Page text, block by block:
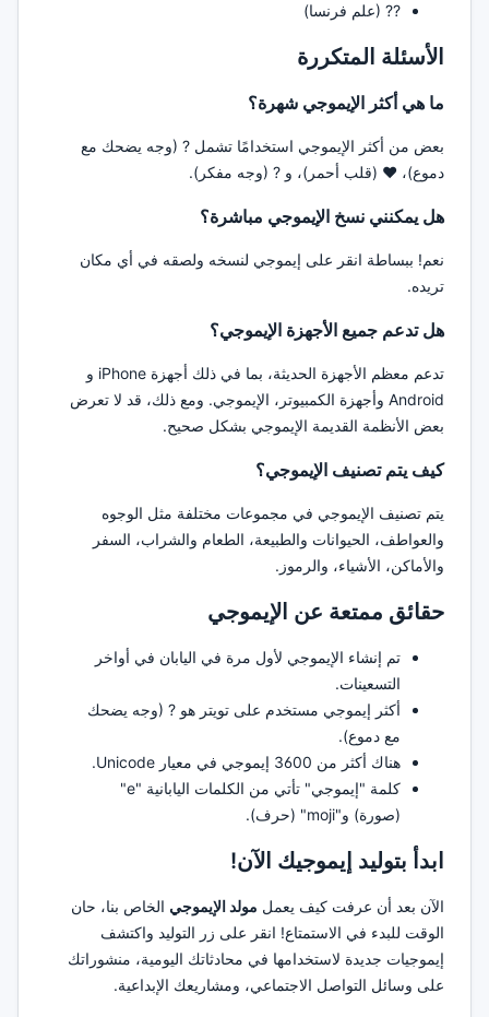
?? (علم فرنسا)
الأسئلة المتكررة
ما هي أكثر الإيموجي شهرة؟
بعض من أكثر الإيموجي استخدامًا تشمل ? (وجه يضحك مع
دموع)، ❤️ (قلب أحمر)، و ? (وجه مفكر).
هل يمكنني نسخ الإيموجي مباشرة؟
نعم! ببساطة انقر على إيموجي لنسخه ولصقه في أي مكان
تريده.
هل تدعم جميع الأجهزة الإيموجي؟
تدعم معظم الأجهزة الحديثة، بما في ذلك أجهزة iPhone و
Android وأجهزة الكمبيوتر، الإيموجي. ومع ذلك، قد لا تعرض
بعض الأنظمة القديمة الإيموجي بشكل صحيح.
كيف يتم تصنيف الإيموجي؟
يتم تصنيف الإيموجي في مجموعات مختلفة مثل الوجوه
والعواطف، الحيوانات والطبيعة، الطعام والشراب، السفر
والأماكن، الأشياء، والرموز.
حقائق ممتعة عن الإيموجي
تم إنشاء الإيموجي لأول مرة في اليابان في أواخر
التسعينات.
أكثر إيموجي مستخدم على تويتر هو ? (وجه يضحك
مع دموع).
هناك أكثر من 3600 إيموجي في معيار Unicode.
كلمة "إيموجي" تأتي من الكلمات اليابانية "e"
(صورة) و"moji" (حرف).
ابدأ بتوليد إيموجيك الآن!
الآن بعد أن عرفت كيف يعمل مولد الإيموجي الخاص بنا، حان
الوقت للبدء في الاستمتاع! انقر على زر التوليد واكتشف
إيموجيات جديدة لاستخدامها في محادثاتك اليومية، منشوراتك
على وسائل التواصل الاجتماعي، ومشاريعك الإبداعية.